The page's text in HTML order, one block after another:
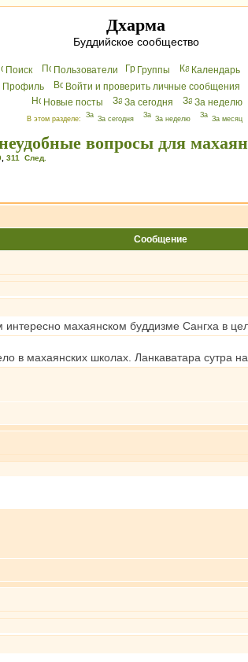
Дхарма
Буддийское сообщество
Поиск Пользователи Группы Календарь
Профиль
Войти и проверить личные сообщения
Новые посты
За сегодня За неделю
В этом разделе: За сегодня За неделю За месяц
вопросы для
311 След.
Сообщение
интересно махаянском буддизме Сангха в
в махаянских школах. Ланкаватара сутра